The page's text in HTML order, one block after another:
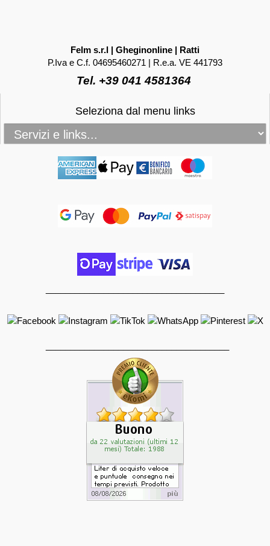
Felm s.r.l | Gheginonline | Ratti
P.Iva e C.f. 04695460271 | R.e.a. VE 441793
Tel. +39 041 4581364
Seleziona dal menu links